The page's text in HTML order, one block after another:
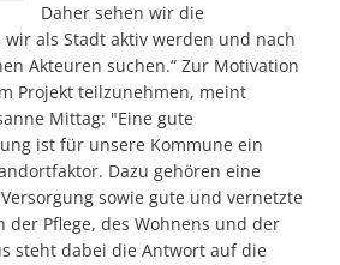
Daher sehen wir die
als Stadt aktiv werden und nach
Akteuren suchen.“ Zur Motivation
Projekt teilzunehmen, meint
Mittag: "Eine gute
ist für unsere Kommune ein
Dazu gehören eine
sowie gute und vernetzte
der Pflege, des Wohnens und der
steht dabei die Antwort auf die